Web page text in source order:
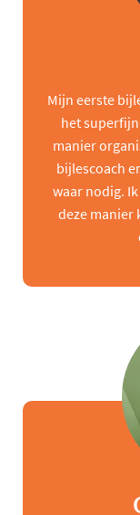
Mijn eerste
het
manier
bijlescoach
waar nodig.
deze manier